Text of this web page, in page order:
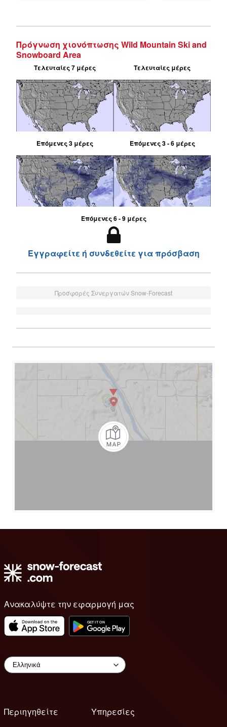
Πρόγνωση χιονόπτωσης Wild Mountain Ski and
Snowboard Area
Τελευταίες 7 μέρες Τελευταίες μέρες
Επόμενες 3 μέρες Επόμενες 3 - 6 μέρες
Επόμενες 6 - 9 μέρες
Εγγραφείτε ή συνδεθείτε για πρόσβαση
Προσφορές Συνεργατών Snow-Forecast
Ανακαλύψτε την εφαρμογή μας
Περιηγηθείτε
Υπηρεσίες